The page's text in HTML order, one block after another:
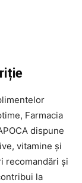
Farmacia
dispune
vitamine și
recomandări și
la